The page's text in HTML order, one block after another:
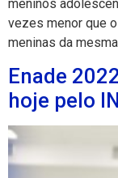
meninos
vezes menor que
meninas da
Enade
hoje pelo